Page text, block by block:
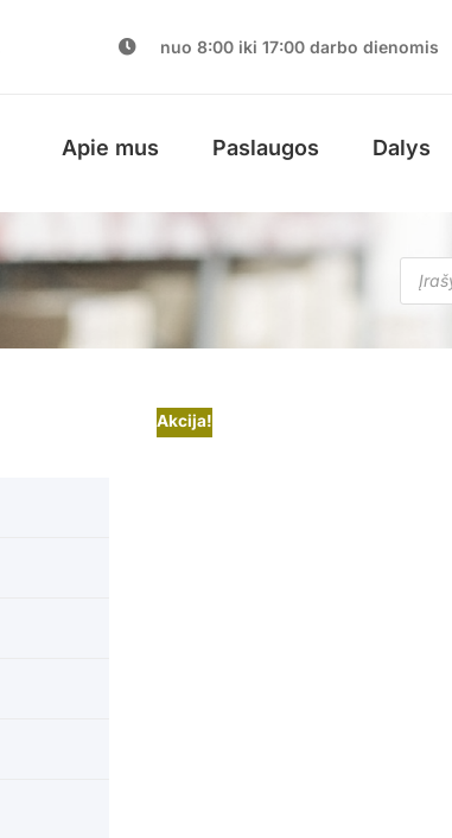
nuo 8:00 iki 17:00 darbo dienomis
Apie mus Paslaugos Dalys
Akcija!